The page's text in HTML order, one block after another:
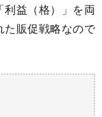
益（格）」を両
た販促戦略なので